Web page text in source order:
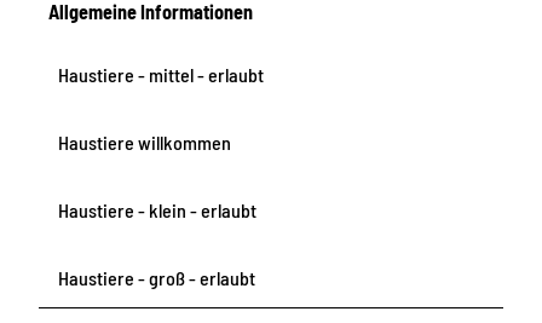
Allgemeine Informationen
Haustiere - mittel - erlaubt
Haustiere willkommen
Haustiere - klein - erlaubt
Haustiere - groß - erlaubt